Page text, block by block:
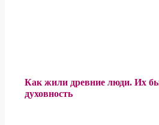
Как жили древние люди. Их
духовность